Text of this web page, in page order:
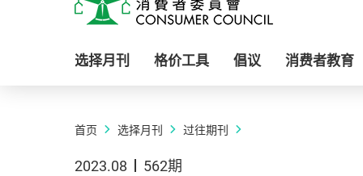
消费者委员会
选择月刊 格价工具 倡议 消费者教育
首页 选择月刊 过往期刊
2023.08 562期